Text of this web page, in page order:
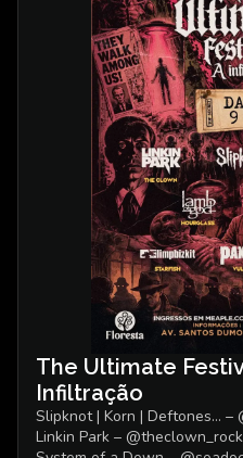
The Ultimate
Infiltração
Slipknot | Korn | Deftones… –
Linkin Park –